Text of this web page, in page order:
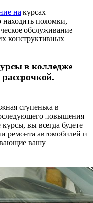
на курсах
находить поломки,
обслуживание
конструктивных
в колледже
ступенька в
повышения
вы всегда будете
ремонта автомобилей и
вашу